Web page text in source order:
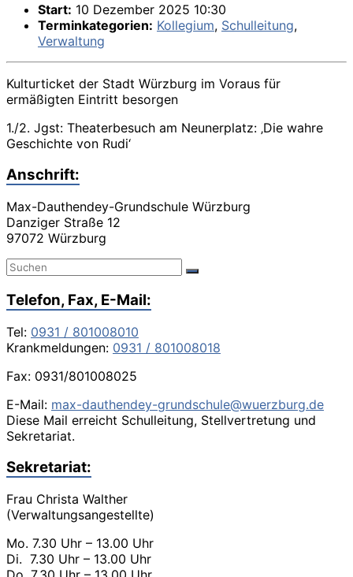
Start: 10 Dezember 2025 10:30
Terminkategorien: Kollegium, Schulleitung,
Verwaltung
Kulturticket der Stadt Würzburg im Voraus für
ermäßigten Eintritt besorgen
1./2. Jgst: Theaterbesuch am Neunerplatz: ‚Die wahre
Geschichte von Rudi‘
Anschrift:
Max-Dauthendey-Grundschule Würzburg
Danziger Straße 12
97072 Würzburg
Telefon, Fax, E-Mail:
Tel: 0931 / 801008010
Krankmeldungen: 0931 / 801008018
Fax: 0931/801008025
E-Mail: max-dauthendey-grundschule@wuerzburg.de
Diese Mail erreicht Schulleitung, Stellvertretung und
Sekretariat.
Sekretariat:
Frau Christa Walther
(Verwaltungsangestellte)
Mo. 7.30 Uhr – 13.00 Uhr
Di. 7.30 Uhr – 13.00 Uhr